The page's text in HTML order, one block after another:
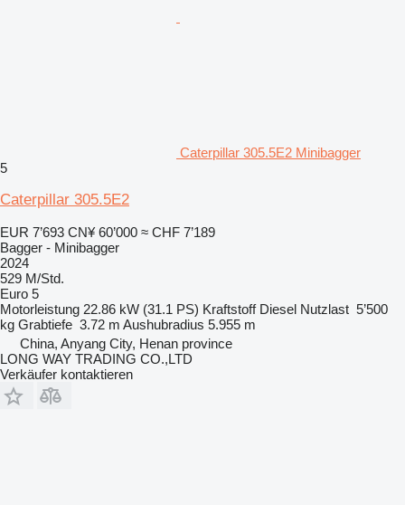
Caterpillar 305.5E2 Minibagger
5
Caterpillar 305.5E2
EUR 7’693 CN¥ 60’000 ≈ CHF 7’189
Bagger - Minibagger
2024
529 M/Std.
Euro 5
Motorleistung 22.86 kW (31.1 PS) Kraftstoff Diesel Nutzlast 5’500
kg Grabtiefe 3.72 m Aushubradius 5.955 m
China, Anyang City, Henan province
LONG WAY TRADING CO.,LTD
Verkäufer kontaktieren